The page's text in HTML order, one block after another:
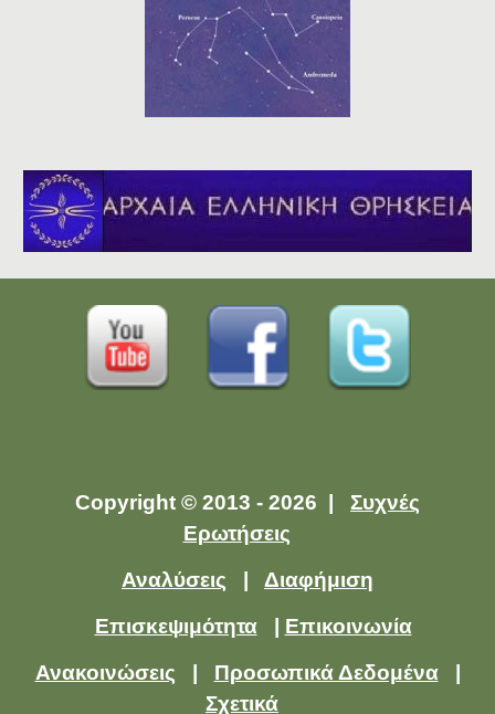
Copyright © 2013 - 2026 | Συχνές
Ερωτήσεις
Αναλύσεις
Διαφήμιση
Επισκεψιμότητα| Επικοινωνία
Ανακοινώσεις
Προσωπικά Δεδομένα|
Σχετικά